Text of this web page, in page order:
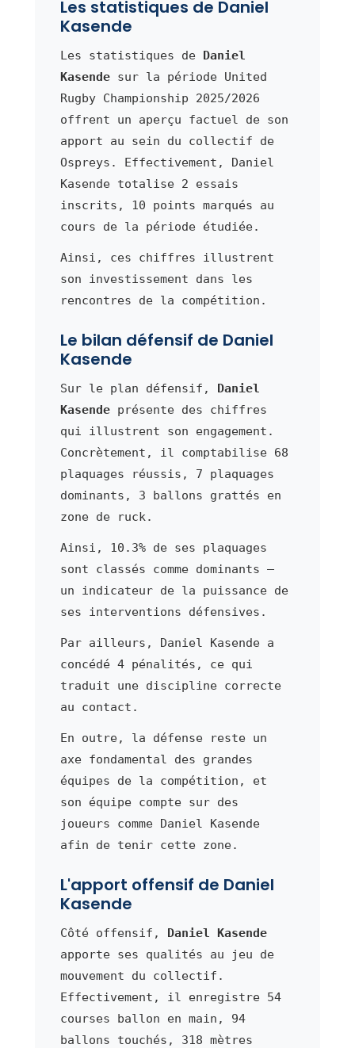
Les statistiques de Daniel
Kasende
Les statistiques de Daniel
Kasendesur la période United
Rugby Championship 2025/2026
offrent un aperçu factuel de son
apport au sein du collectif de
Ospreys. Effectivement, Daniel
Kasende totalise 2 essais
inscrits, 10 points marqués au
cours de la période étudiée.
Ainsi, ces chiffres illustrent
son investissement dans les
rencontres de la compétition.
Le bilan défensif de Daniel
Kasende
Sur le plan défensif, Daniel
Kasendeprésente des chiffres
qui illustrent son engagement.
Concrètement, il comptabilise 68
plaquages réussis, 7 plaquages
dominants, 3 ballons grattés en
zone de ruck.
Ainsi, 10.3% de ses plaquages
sont classés comme dominants —
un indicateur de la puissance de
ses interventions défensives.
Par ailleurs, Daniel Kasende a
concédé 4 pénalités, ce qui
traduit une discipline correcte
au contact.
En outre, la défense reste un
axe fondamental des grandes
équipes de la compétition, et
son équipe compte sur des
joueurs comme Daniel Kasende
afin de tenir cette zone.
L'apport offensif de Daniel
Kasende
Côté offensif, Daniel Kasende
apporte ses qualités au jeu de
mouvement du collectif.
Effectivement, il enregistre 54
courses ballon en main, 94
ballons touchés, 318 mètres